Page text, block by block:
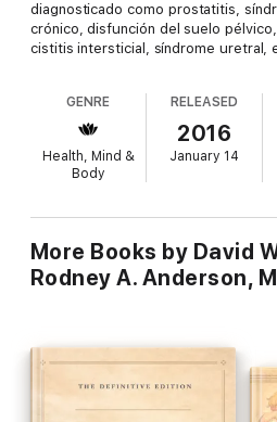
diagnosticado como prostatitis,
crónico, disfunción del suelo
cistitis intersticial, síndrome uretral,
Unidos. En concreto, la 6a edición
Pelvis añade una nueva
en la revista Journal of Urology
Wise-Anderson donde se describe
puntos activadores referidos y el
sufren de dolor pélvico, y las
personas que se han sometido al
junto con otras nuevas secciones.
GENRE
Health, Mind &
Body
RELEASED
2016
January 14
More Books by David
Rodney A. Anderson,